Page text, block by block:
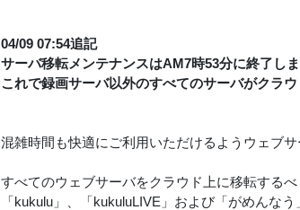
04/09 07:54追記
サーバ移転メンテナンスはAM7時53分に終了し
これで録画サーバ以外のすべてのサーバがクラ
混雑時間も快適にご利用いただけるようウェブ
すべてのウェブサーバをクラウド上に移転する
「kukulu」、「kukuluLIVE」および「がめんな